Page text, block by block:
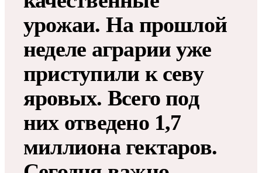
урожаи. На прошлой
неделе аграрии уже
приступили к севу
яровых. Всего под
них отведено 1,7
миллиона гектаров.